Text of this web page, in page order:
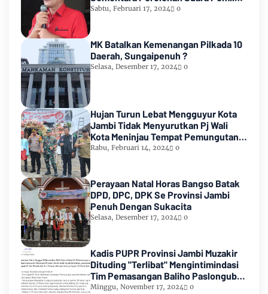
2024
Sabtu, Februari 17, 2024 0
MK Batalkan Kemenangan Pilkada 10
Daerah, Sungaipenuh ?
Selasa, Desember 17, 2024 0
Hujan Turun Lebat Mengguyur Kota
Jambi Tidak Menyurutkan Pj Wali
Kota Meninjau Tempat Pemungutan
Suara Pemilu 2024
Rabu, Februari 14, 2024 0
Perayaan Natal Horas Bangso Batak
DPD, DPC, DPK Se Provinsi Jambi
Penuh Dengan Sukacita
Selasa, Desember 17, 2024 0
Kadis PUPR Provinsi Jambi Muzakir
Dituding "Terlibat" Mengintimindasi
Tim Pemasangan Baliho Paslongub
Romi-Sudirman
Minggu, November 17, 2024 0